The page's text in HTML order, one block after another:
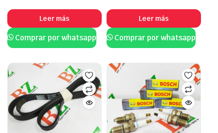
Leer más
Comprar por whatsapp
Leer más
Comprar por whatsapp